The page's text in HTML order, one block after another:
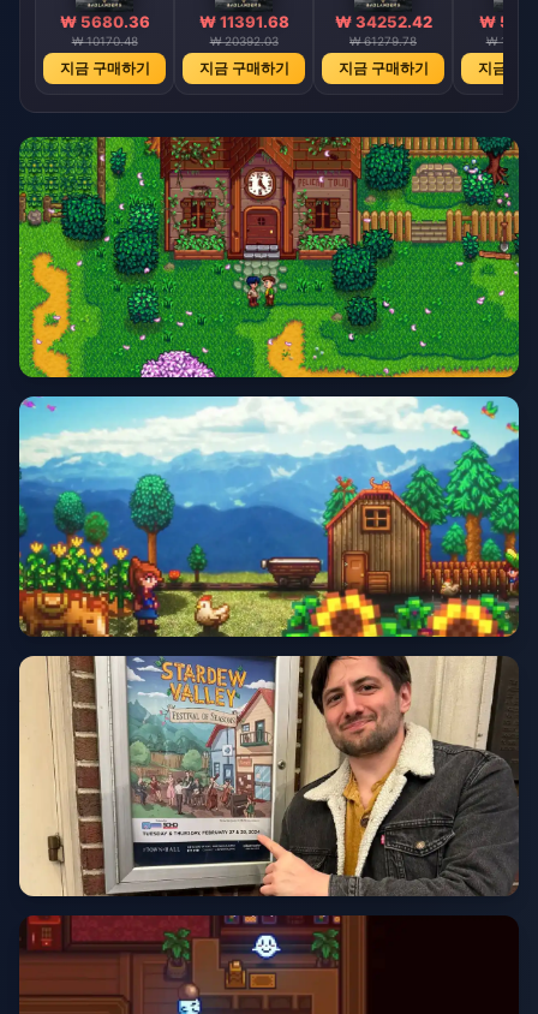
₩ 5680.36
₩ 10170.48
지금 구매하기
₩ 11391.68
₩ 20392.03
지금 구매하기
₩ 34252.42
₩ 61279.78
지금 구매하기
₩
₩
지금 구